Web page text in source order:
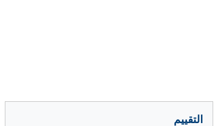
التقييم